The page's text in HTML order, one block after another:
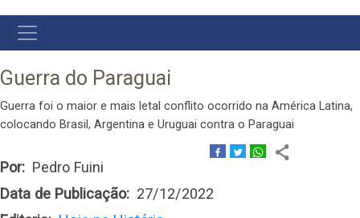
NAVEGADOR
PRINCIPAL
Guerra do Paraguai
Guerra foi o maior e mais letal conflito ocorrido na América Latina,
colocando Brasil, Argentina e Uruguai contra o Paraguai
Por
Pedro Fuini
Data de Publicação
27/12/2022